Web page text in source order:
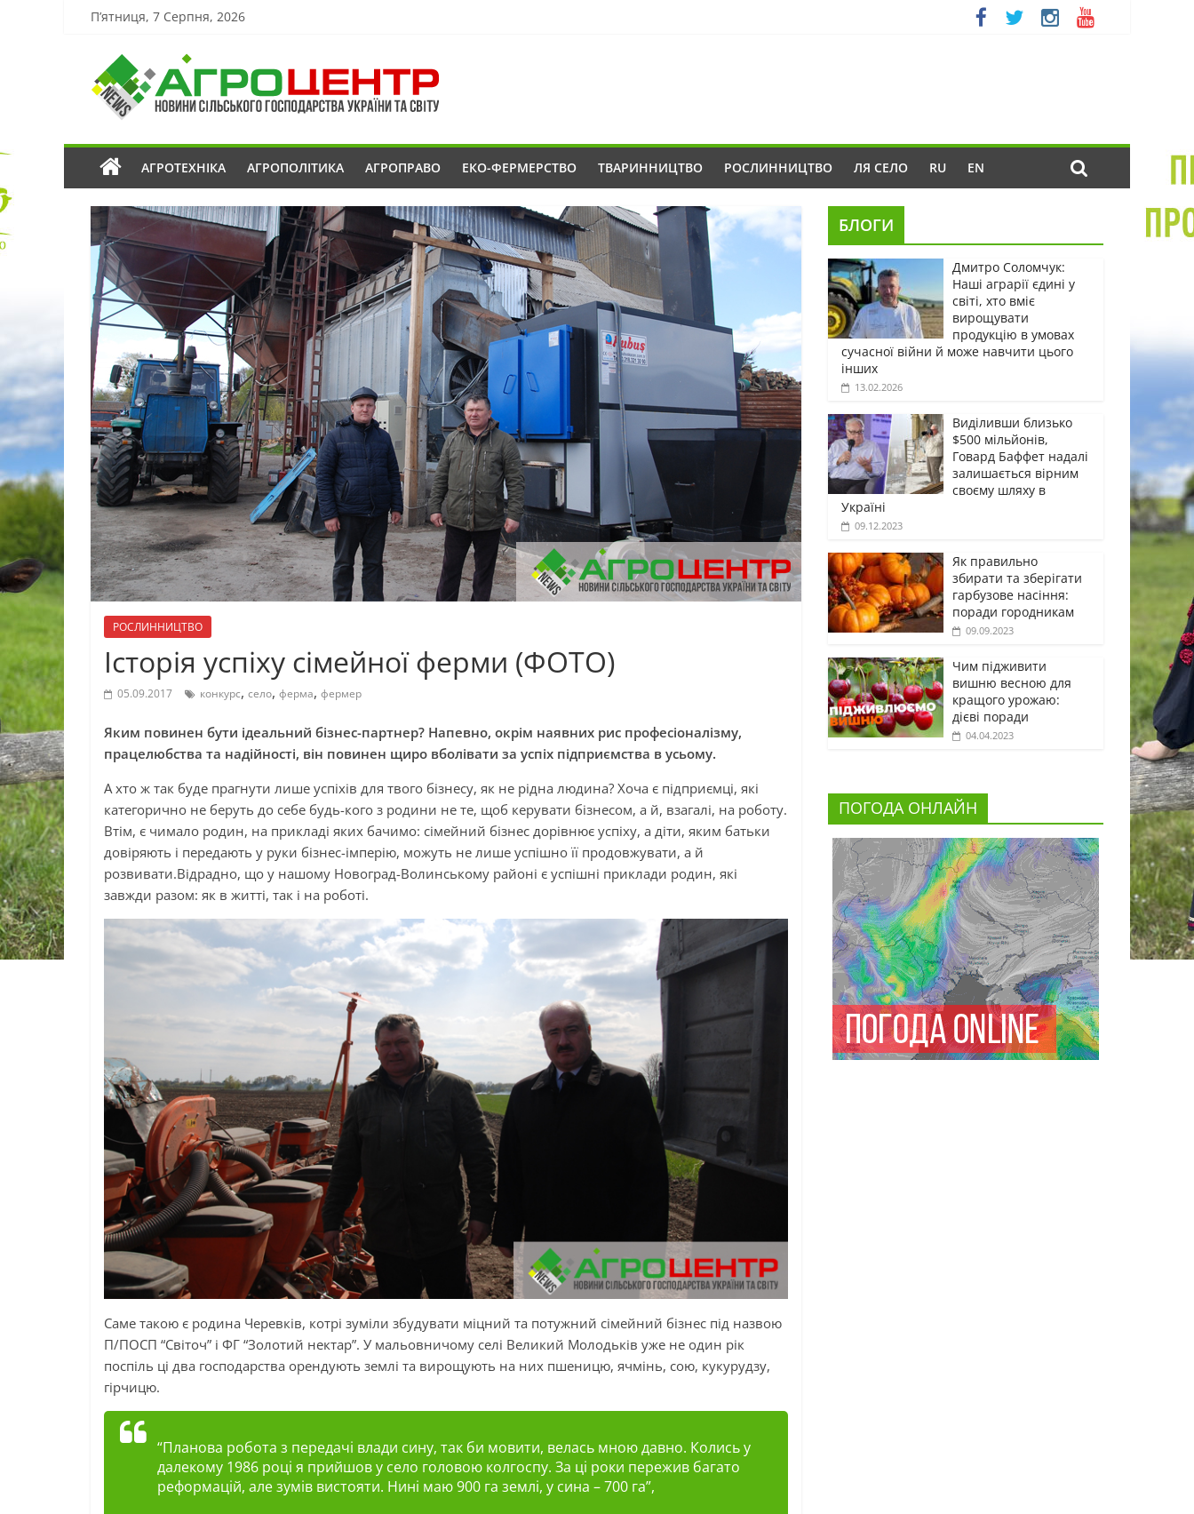
П’ятниця, 7 Серпня, 2026
АГРОТЕХНІКА АГРОПОЛІТИКА АГРОПРАВО ЕКО-ФЕРМЕРСТВО ТВАРИННИЦТВО РОСЛИННИЦТВО ЛЯ СЕЛО RU EN
РОСЛИННИЦТВО
Історія успіху сімейної ферми (ФОТО)
05.09.2017 конкурс, село, ферма, фермер
Яким повинен бути ідеальний бізнес-партнер? Напевно, окрім наявних рис професіоналізму,
працелюбства та надійності, він повинен щиро вболівати за успіх підприємства в усьому.
А хто ж так буде прагнути лише успіхів для твого бізнесу, як не рідна людина? Хоча є підприємці, які
категорично не беруть до себе будь-кого з родини не те, щоб керувати бізнесом, а й, взагалі, на роботу.
Втім, є чимало родин, на прикладі яких бачимо: сімейний бізнес дорівнює успіху, а діти, яким батьки
довіряють і передають у руки бізнес-імперію, можуть не лише успішно її продовжувати, а й
розвивати.Вiдрадно, що у нашому Новоград-Волинському районі є успішні приклади родин, які
завжди разом: як в житті, так і на роботі.
Саме такою є родина Черевків, котрі зуміли збудувати міцний та потужний сімейний бізнес під назвою
П/ПОСП “Світоч” і ФГ “Золотий нектар”. У мальовничому селі Великий Молодьків уже не один рік
поспіль ці два господарства орендують землі та вирощують на них пшеницю, ячмінь, сою, кукурудзу,
гірчицю.
“Планова робота з передачі влади сину, так би мовити, велась мною давно. Колись у
далекому 1986 році я прийшов у село головою колгоспу. За ці роки пережив багато
реформацій, але зумів вистояти. Нині маю 900 га землі, у сина – 700 га”,
БЛОГИ
Дмитро Соломчук:
Наші аграрії єдині у
світі, хто вміє
вирощувати
продукцію в умовах
сучасної війни й може навчити цього
інших
13.02.2026
Виділивши близько
$500 мільйонів,
Говард Баффет надалі
залишається вірним
своєму шляху в
Україні
09.12.2023
Як правильно
збирати та зберігати
гарбузове насіння:
поради городникам
09.09.2023
Чим підживити
вишню весною для
кращого урожаю:
дієві поради
04.04.2023
ПОГОДА ОНЛАЙН